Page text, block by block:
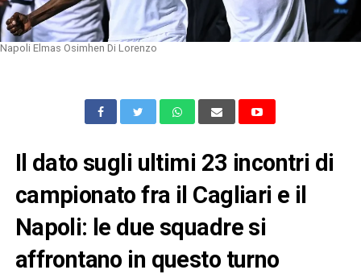
Napoli Elmas Osimhen Di Lorenzo
Il dato sugli ultimi 23 incontri di
campionato fra il Cagliari e il
Napoli: le due squadre si
affrontano in questo turno